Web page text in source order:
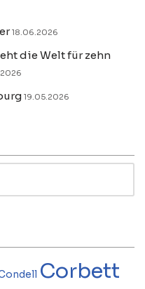
18.06.2026
die Welt für zehn
19.05.2026
Corbett